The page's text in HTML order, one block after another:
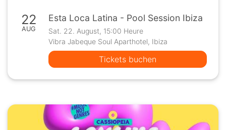
22
AUG
Esta Loca Latina - Pool Session Ibiza
Sat. 22. August, 15:00 Heure
Vibra Jabeque Soul Aparthotel, Ibiza
Tickets buchen